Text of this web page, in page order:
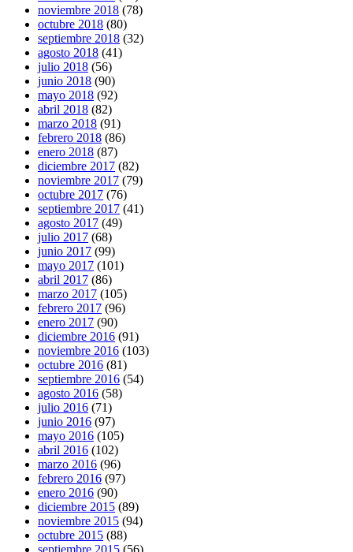
noviembre 2018 (78)
octubre 2018 (80)
septiembre 2018 (32)
agosto 2018 (41)
julio 2018 (56)
junio 2018 (90)
mayo 2018 (92)
abril 2018 (82)
marzo 2018 (91)
febrero 2018 (86)
enero 2018 (87)
diciembre 2017 (82)
noviembre 2017 (79)
octubre 2017 (76)
septiembre 2017 (41)
agosto 2017 (49)
julio 2017 (68)
junio 2017 (99)
mayo 2017 (101)
abril 2017 (86)
marzo 2017 (105)
febrero 2017 (96)
enero 2017 (90)
diciembre 2016 (91)
noviembre 2016 (103)
octubre 2016 (81)
septiembre 2016 (54)
agosto 2016 (58)
julio 2016 (71)
junio 2016 (97)
mayo 2016 (105)
abril 2016 (102)
marzo 2016 (96)
febrero 2016 (97)
enero 2016 (90)
diciembre 2015 (89)
noviembre 2015 (94)
octubre 2015 (88)
septiembre 2015 (56)